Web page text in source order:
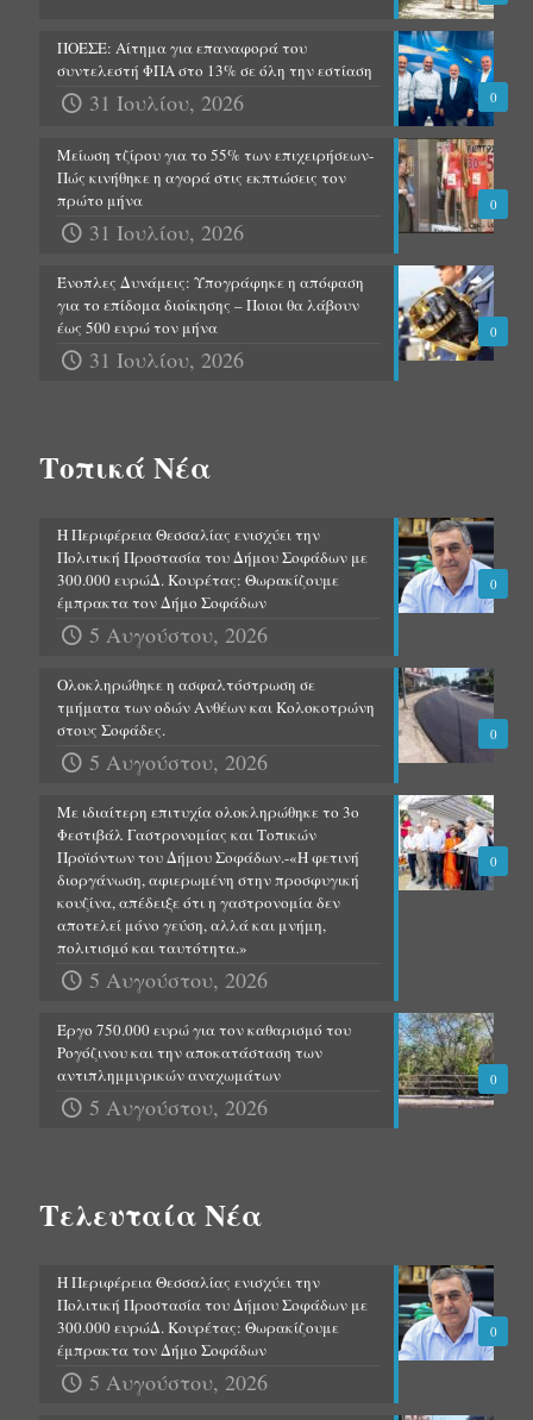
0
ΠΟΕΣΕ: Αίτημα για επαναφορά του
συντελεστή ΦΠΑ στο 13% σε όλη την εστίαση
31 Ιουλίου, 2026
0
Μείωση τζίρου για το 55% των επιχειρήσεων-
Πώς κινήθηκε η αγορά στις εκπτώσεις τον
πρώτο μήνα
31 Ιουλίου, 2026
0
Ένοπλες Δυνάμεις: Υπογράφηκε η απόφαση
για το επίδομα διοίκησης – Ποιοι θα λάβουν
έως 500 ευρώ τον μήνα
31 Ιουλίου, 2026
Τοπικά Νέα
0
Η Περιφέρεια Θεσσαλίας ενισχύει την
Πολιτική Προστασία του Δήμου Σοφάδων με
300.000 ευρώΔ. Κουρέτας: Θωρακίζουμε
έμπρακτα τον Δήμο Σοφάδων
5 Αυγούστου, 2026
0
Ολοκληρώθηκε η ασφαλτόστρωση σε
τμήματα των οδών Ανθέων και Κολοκοτρώνη
στους Σοφάδες.
5 Αυγούστου, 2026
0
Με ιδιαίτερη επιτυχία ολοκληρώθηκε το 3ο
Φεστιβάλ Γαστρονομίας και Τοπικών
Προϊόντων του Δήμου Σοφάδων.-«Η φετινή
διοργάνωση, αφιερωμένη στην προσφυγική
κουζίνα, απέδειξε ότι η γαστρονομία δεν
αποτελεί μόνο γεύση, αλλά και μνήμη,
πολιτισμό και ταυτότητα.»
5 Αυγούστου, 2026
0
Έργο 750.000 ευρώ για τον καθαρισμό του
Ρογόζινου και την αποκατάσταση των
αντιπλημμυρικών αναχωμάτων
5 Αυγούστου, 2026
Τελευταία Νέα
0
Η Περιφέρεια Θεσσαλίας ενισχύει την
Πολιτική Προστασία του Δήμου Σοφάδων με
300.000 ευρώΔ. Κουρέτας: Θωρακίζουμε
έμπρακτα τον Δήμο Σοφάδων
5 Αυγούστου, 2026